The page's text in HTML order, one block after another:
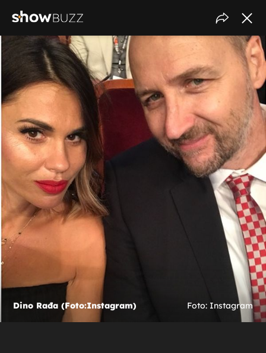
Dino Rađa (Foto:Instagram) Foto: Instagram